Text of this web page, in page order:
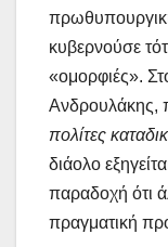
κυβερνούσε
«ομορφιές».
Ανδρουλάκης,
πολίτες
διάολο
παραδοχή ότι
πραγματική